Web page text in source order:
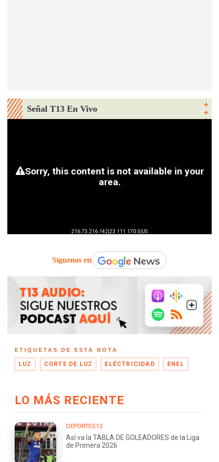
Señal T13 En Vivo
Síguenos en
ETIQUETAS DE ESTA NOTA
LUZ CORTE DE LUZ ELÉCTRICIDAD ENEL
LO MÁS RECIENTE
DEPORTES13
Así va la TABLA DE GOLEADORES de la Liga
de Primera 2026